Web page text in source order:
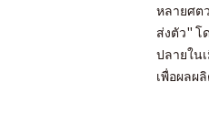
หลายศต
ส่งตัว" โ
ปลายใน
เพื่อผลผ